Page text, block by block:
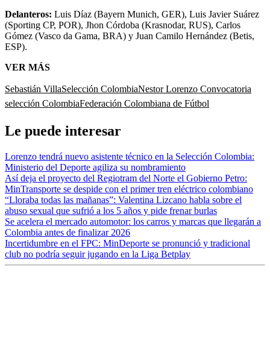
Delanteros: Luis Díaz (Bayern Munich, GER), Luis Javier Suárez
(Sporting CP, POR), Jhon Córdoba (Krasnodar, RUS), Carlos
Gómez (Vasco da Gama, BRA) y Juan Camilo Hernández (Betis,
ESP).
VER MÁS
Sebastián VillaSelección ColombiaNestor Lorenzo Convocatoria
selección ColombiaFederación Colombiana de Fútbol
Le puede interesar
Lorenzo tendrá nuevo asistente técnico en la Selección Colombia:
Ministerio del Deporte agiliza su nombramiento
Así deja el proyecto del Regiotram del Norte el Gobierno Petro:
MinTransporte se despide con el primer tren eléctrico colombiano
“Lloraba todas las mañanas”: Valentina Lizcano habla sobre el
abuso sexual que sufrió a los 5 años y pide frenar burlas
Se acelera el mercado automotor: los carros y marcas que llegarán a
Colombia antes de finalizar 2026
Incertidumbre en el FPC: MinDeporte se pronunció y tradicional
club no podría seguir jugando en la Liga Betplay